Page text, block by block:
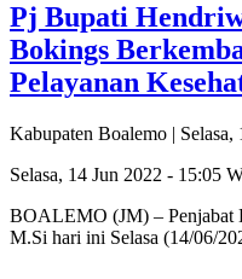
Pj Bupati
Bokings
Pelayanan
Kabupaten Boalemo |
Selasa, 14 Jun 2022 - 15:05
BOALEMO (JM) – Penjabat
M.Si hari ini Selasa (14/06/